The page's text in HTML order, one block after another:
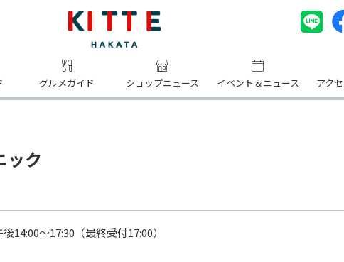
グルメガイド ショップニュース イベント＆ニュース アク
ック
14:00～17:30（最終受付17:00）